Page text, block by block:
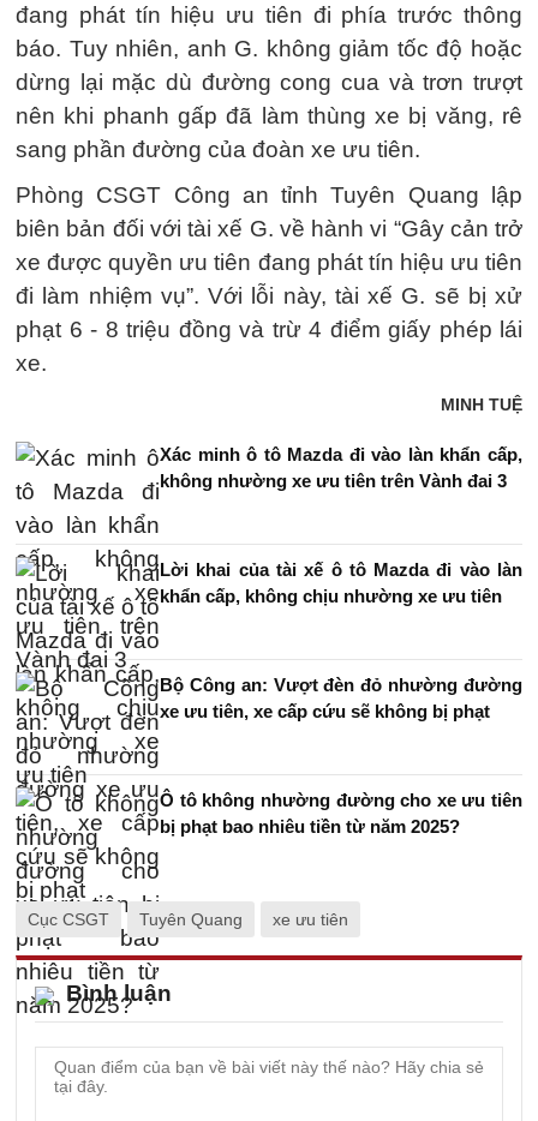
đang phát tín hiệu ưu tiên đi phía trước thông
báo. Tuy nhiên, anh G. không giảm tốc độ hoặc
dừng lại mặc dù đường cong cua và trơn trượt
nên khi phanh gấp đã làm thùng xe bị văng, rê
sang phần đường của đoàn xe ưu tiên.
Phòng CSGT Công an tỉnh Tuyên Quang lập
biên bản đối với tài xế G. về hành vi “Gây cản trở
xe được quyền ưu tiên đang phát tín hiệu ưu tiên
đi làm nhiệm vụ”. Với lỗi này, tài xế G. sẽ bị xử
phạt 6 - 8 triệu đồng và trừ 4 điểm giấy phép lái
xe.
MINH TUỆ
Xác minh ô tô Mazda đi vào làn khẩn cấp,
không nhường xe ưu tiên trên Vành đai 3
Lời khai của tài xế ô tô Mazda đi vào làn
khẩn cấp, không chịu nhường xe ưu tiên
Bộ Công an: Vượt đèn đỏ nhường đường
xe ưu tiên, xe cấp cứu sẽ không bị phạt
Ô tô không nhường đường cho xe ưu tiên
bị phạt bao nhiêu tiền từ năm 2025?
Cục CSGT Tuyên Quang xe ưu tiên
Bình luận